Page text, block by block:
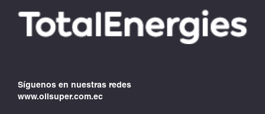
Síguenos en nuestras redes
www.oilsuper.com.ec